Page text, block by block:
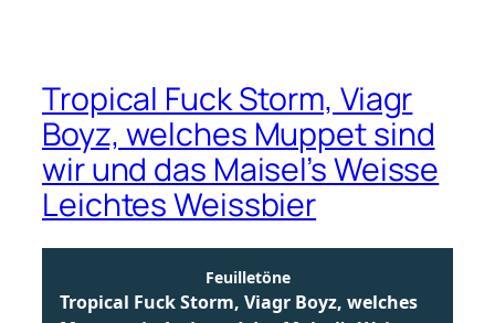
Tropical Fuck Storm, Viagr
Boyz, welches Muppet sind
wir und das Maisel’s Weisse
Leichtes Weissbier